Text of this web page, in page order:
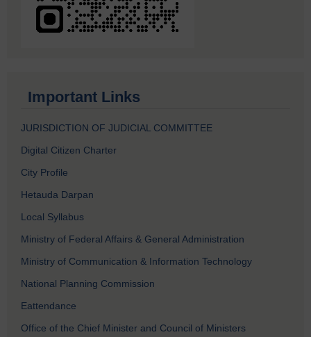
Important Links
JURISDICTION OF JUDICIAL COMMITTEE
Digital Citizen Charter
City Profile
Hetauda Darpan
Local Syllabus
Ministry of Federal Affairs & General Administration
Ministry of Communication & Information Technology
National Planning Commission
Eattendance
Office of the Chief Minister and Council of Ministers